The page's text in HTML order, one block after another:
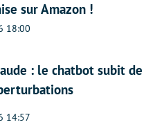
sur Amazon !
18:00
: le chatbot subit de
14:57